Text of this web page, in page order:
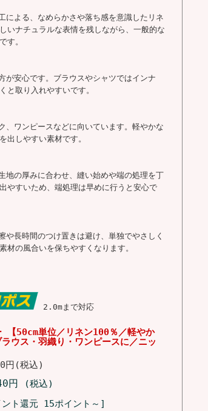
よる、なめらかさや落ち感を意識したリネ
いナチュラルな表情を残しながら、一般的な
す。
安心です。ブラウスやシャツではインナ
と取り入れやすいです。
ワンピースなどに向いています。軽やかな
出しやすい素材です。
の厚みに合わせ、縫い始めや端の処理を丁
やすいため、端処理は早めに行うと安心で
長時間のつけ置きは避け、単独でやさしく
材の風合いを保ちやすくなります。
2.0mまで対応
50cm単位／リネン100％／軽やか
ウス・羽織り・ワンピースに／ニッ
円(税込)
円
(税込)
ト還元 15ポイント～]